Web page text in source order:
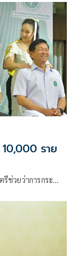
ราย
ช่วยว่าการกระ…